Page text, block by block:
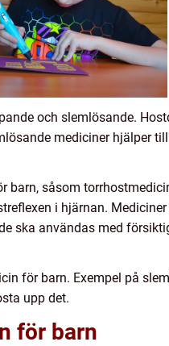
och slemlösande.
mediciner hjälper
såsom
i hjärnan.
ska användas med
för barn. Exempel på
upp det.
för barn